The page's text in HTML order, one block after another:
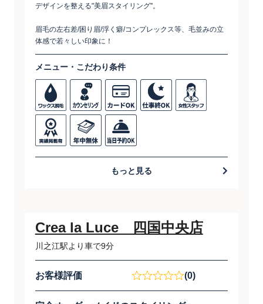
デザインを整える"美眉スタイリング''。
眉毛の左右差/困り眉/浮く癖/コンプレックス等、毛並みの立
体感で若々しい印象に！
メニュー・こだわり条件
もっと見る
Crea la Luce 四国中央店
川之江駅より車で9分
お客様評価 (0)